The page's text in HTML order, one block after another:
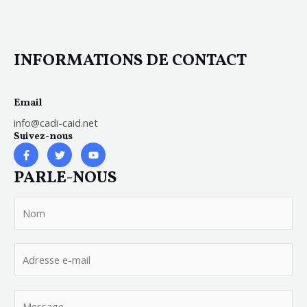
INFORMATIONS DE CONTACT
Email
info@cadi-caid.net
Suivez-nous
F
a
c
e
o
o
k
-
T
w
i
t
e
Y
o
u
t
b
PARLE-NOUS